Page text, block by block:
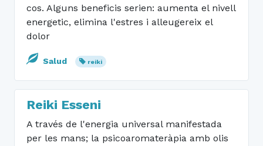
cos. Alguns beneficis serien: aumenta el nivell
energetic, elimina l'estres i alleugereix el
dolor
Salud reiki
Reiki Esseni
A través de l'energia universal manifestada
per les mans; la psicoaromateràpia amb olis